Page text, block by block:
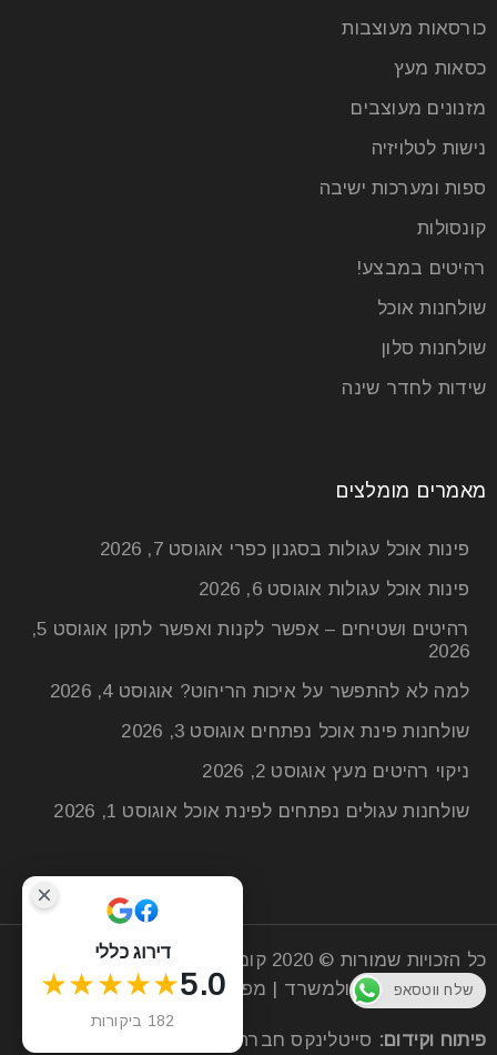
כורסאות מעוצבות
כסאות מעץ
מזנונים מעוצבים
נישות לטלויזיה
ספות ומערכות ישיבה
קונסולות
רהיטים במבצע!
שולחנות אוכל
שולחנות סלון
שידות לחדר שינה
מאמרים מומלצים
פינות אוכל עגולות בסגנון כפרי אוגוסט 7, 2026
פינות אוכל עגולות אוגוסט 6, 2026
רהיטים ושטיחים – אפשר לקנות ואפשר לתקן
אוגוסט 5,
2026
למה לא להתפשר על איכות הריהוט? אוגוסט 4, 2026
שולחנות פינת אוכל נפתחים אוגוסט 3, 2026
ניקוי רהיטים מעץ אוגוסט 2, 2026
שולחנות עגולים נפתחים לפינת אוכל אוגוסט 1, 2026
כל הזכויות שמורות © 2020 קומפי רהיטים| חנות רהיטים
מעץ לסלון הבית ולמשרד | מפת אתר
פיתוח וקידום: סייטלינקס חברה לקידום אתרים
דירוג כללי
5.0
★★★★★
182 ביקורות
שלח ווטסאפ